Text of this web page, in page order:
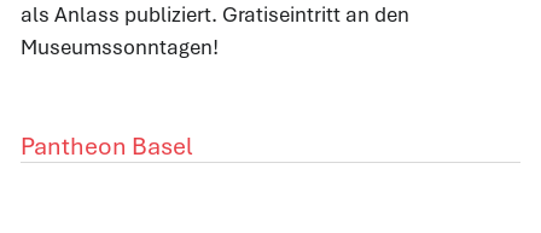
als Anlass publiziert. Gratiseintritt an den
Museumssonntagen!
Pantheon Basel